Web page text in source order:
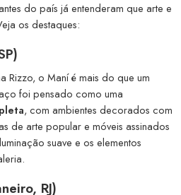
do país já entenderam que arte e
os destaques:
Rizzo, o Maní é mais do que um
foi pensado como uma
, com ambientes decorados com
de arte popular e móveis assinados
suave e os elementos
RJ)